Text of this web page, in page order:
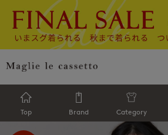
Top Brand Category